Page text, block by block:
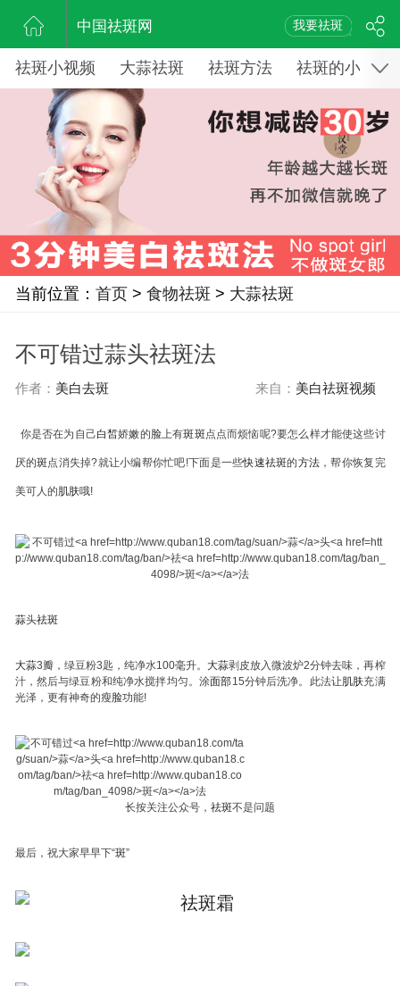
中国祛斑网 我要祛斑
祛斑小视频 大蒜祛斑 祛斑方法 祛斑的小窍门
当前位置： 首页> 食物祛斑 > 大蒜祛斑
不可错过蒜头祛斑法
作者： 美白去斑 来自： 美白祛斑视频
你是否在为自己白皙娇嫩的脸 上有斑斑点点而烦恼呢?要怎么样才能使这些讨
厌的斑点消失掉?就让小编帮你忙吧!下面是一些快速祛斑的方法 ，帮你恢复完
美可人的肌肤哦!
蒜头祛斑
大蒜3瓣，绿豆粉3匙，纯净水100毫升。 大蒜剥皮放入微波炉2分钟去味，再榨
汁，然后与绿豆粉和纯净水搅拌均匀。涂面部15分钟后洗净。此法让肌肤充满
光泽，更有神奇的瘦脸功能!
长按关注公众号， 祛斑不是问题
最后，祝大家早早下“斑”